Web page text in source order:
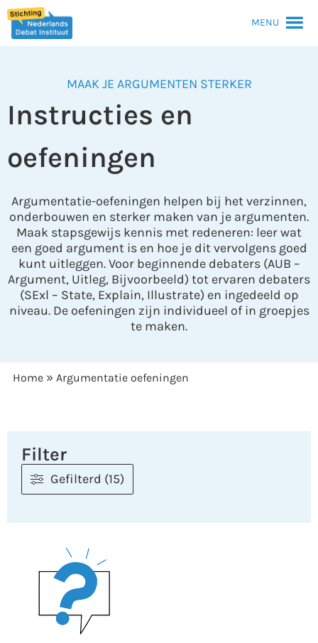
MENU
MAAK JE ARGUMENTEN STERKER
Instructies en
oefeningen
Argumentatie-oefeningen helpen bij het verzinnen,
onderbouwen en sterker maken van je argumenten.
Maak stapsgewijs kennis met redeneren: leer wat
een goed argument is en hoe je dit vervolgens goed
kunt uitleggen. Voor beginnende debaters (AUB –
Argument, Uitleg, Bijvoorbeeld) tot ervaren debaters
(SExl – State, Explain, Illustrate) en ingedeeld op
niveau. De oefeningen zijn individueel of in groepjes
te maken.
Home » Argumentatie oefeningen
Filter
Gefilterd (15)